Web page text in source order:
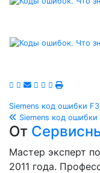
по
записям
Siemens код ошибки
Siemens код
От
Мастер эксперт
2011 года.